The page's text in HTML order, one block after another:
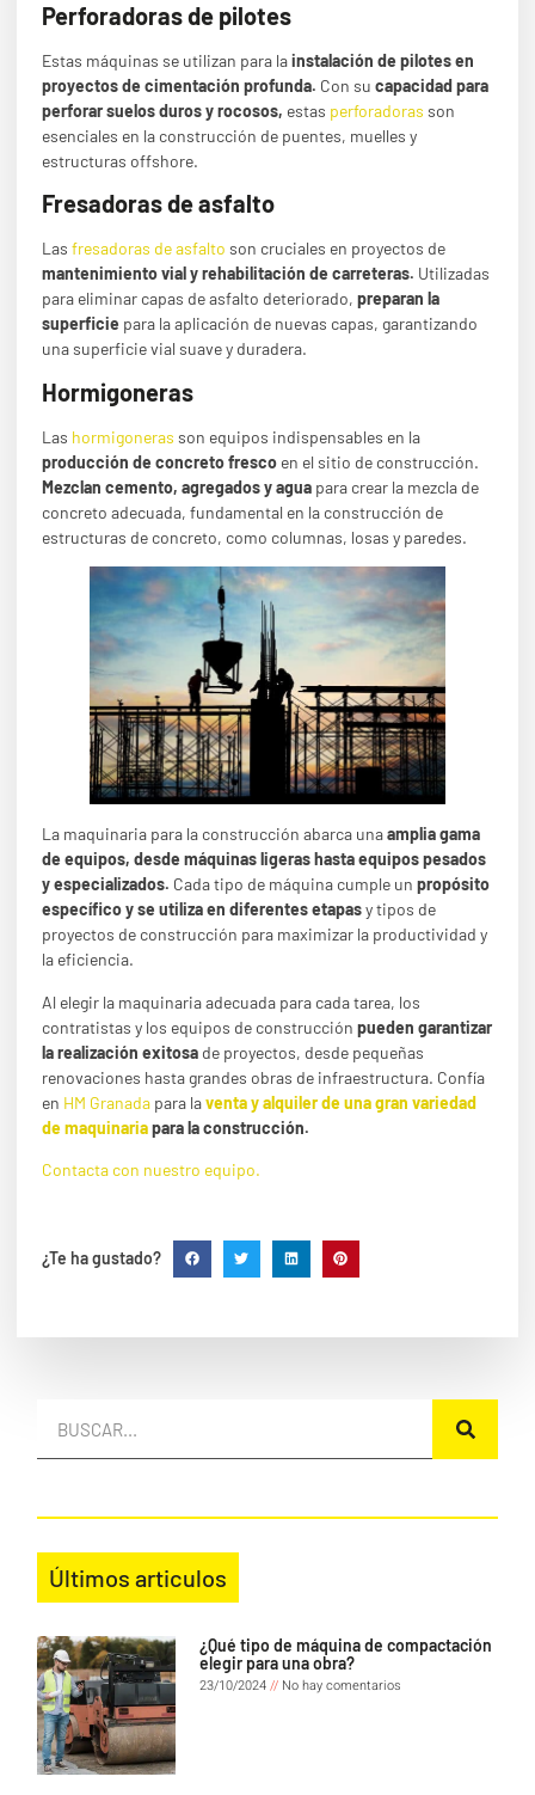
Perforadoras de pilotes
Estas máquinas se utilizan para lainstalación de pilotes en
proyectos de cimentación profunda. Con su capacidad para
perforar suelos duros y rocosos, estas perforadoras son
esenciales en la construcción de puentes, muelles y
estructuras offshore.
Fresadoras de asfalto
Las fresadoras de asfalto son cruciales en proyectos de
mantenimiento vial y rehabilitación de carreteras. Utilizadas
para eliminar capas de asfalto deteriorado, preparan la
superficie para la aplicación de nuevas capas, garantizando
una superficie vial suave y duradera.
Hormigoneras
Las hormigoneras son equipos indispensables en la
producción de concreto fresco en el sitio de construcción.
Mezclan cemento, agregados y agua para crear la mezcla de
concreto adecuada, fundamental en la construcción de
estructuras de concreto, como columnas, losas y paredes.
La maquinaria para la construcción abarca unaamplia gama
de equipos, desde máquinas ligeras hasta equipos pesados
y especializados. Cada tipo de máquina cumple un propósito
específico y se utiliza en diferentes etapasy tipos de
proyectos de construcción para maximizar la productividad y
la eficiencia.
Al elegir la maquinaria adecuada para cada tarea, los
contratistas y los equipos de construcción pueden garantizar
la realización exitosa de proyectos, desde pequeñas
renovaciones hasta grandes obras de infraestructura. Confía
en HM Granada para laventa y alquiler de una gran variedad
de maquinariapara la construcción.
Contacta con nuestro equipo.
¿Te ha gustado?
Últimos articulos
¿Qué tipo de máquina de compactación
elegir para una obra?
23/10/2024 No hay comentarios